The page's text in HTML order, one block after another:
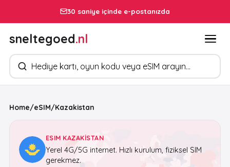
30 saniye içinde e-postanızda
sneltegoed.nl
Ürün arayın
Home/eSIM/Kazakistan
ESIM KAZAKISTAN
Yerel 4G/5G internet. Hızlı kurulum, fiziksel SIM
gerekmez.